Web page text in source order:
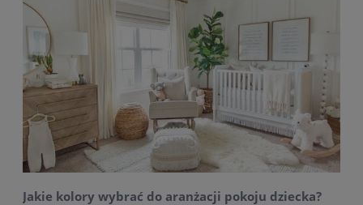
Jakie kolory wybrać do aranżacji pokoju dziecka?